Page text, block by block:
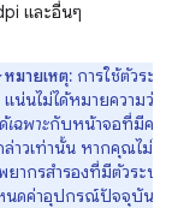
และอื่นๆ
หมายเหตุ: การใช้ตัวระ
แน่นไม่ได้หมายความว่า
เฉพาะกับหน้าจอที่มีคว
ล่าวเท่านั้น หากคุณไม่ไ
ยากรสำรองที่มีตัวระบุ
นดค่าอุปกรณ์ปัจจุบันม